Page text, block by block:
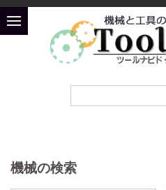
機械の検索